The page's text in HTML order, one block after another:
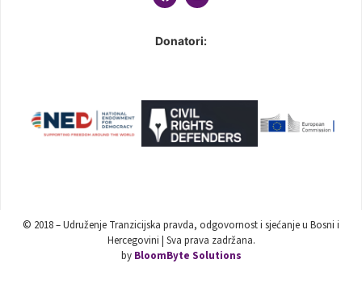
Donatori:
© 2018 – Udruženje Tranzicijska pravda, odgovornost i sjećanje u Bosni i
Hercegovini | Sva prava zadržana.
by BloomByte Solutions